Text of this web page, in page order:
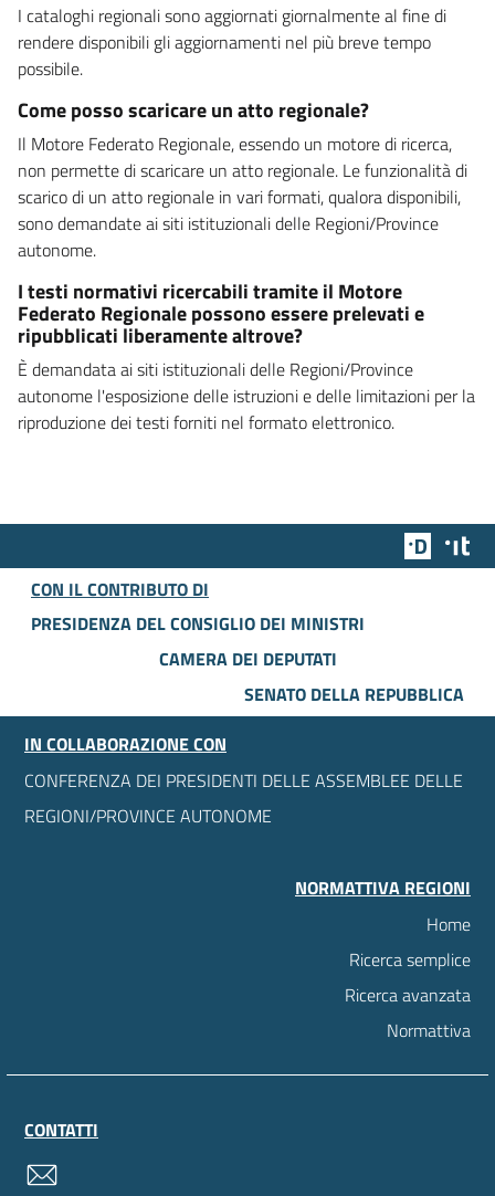
I cataloghi regionali sono aggiornati giornalmente al fine di
rendere disponibili gli aggiornamenti nel più breve tempo
possibile.
Come posso scaricare un atto regionale?
Il Motore Federato Regionale, essendo un motore di ricerca,
non permette di scaricare un atto regionale. Le funzionalità di
scarico di un atto regionale in vari formati, qualora disponibili,
sono demandate ai siti istituzionali delle Regioni/Province
autonome.
I testi normativi ricercabili tramite il Motore
Federato Regionale possono essere prelevati e
ripubblicati liberamente altrove?
È demandata ai siti istituzionali delle Regioni/Province
autonome l'esposizione delle istruzioni e delle limitazioni per la
riproduzione dei testi forniti nel formato elettronico.
Team
CON IL CONTRIBUTO DI
PRESIDENZA DEL CONSIGLIO DEI MINISTRI
CAMERA DEI DEPUTATI
SENATO DELLA REPUBBLICA
IN COLLABORAZIONE CON
CONFERENZA DEI PRESIDENTI DELLE ASSEMBLEE DELLE
REGIONI/PROVINCE AUTONOME
NORMATTIVA REGIONI
Home
Ricerca semplice
Ricerca avanzata
Normattiva
CONTATTI